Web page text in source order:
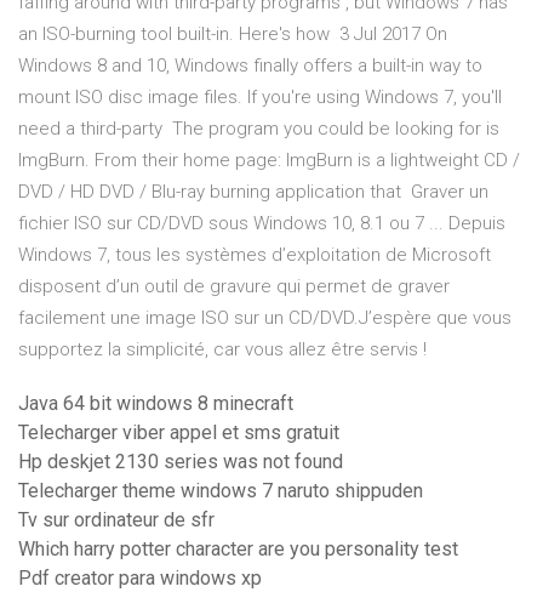
an ISO-burning tool built-in. Here's how 3 Jul 2017 On
Windows 8 and 10, Windows finally offers a built-in way to
mount ISO disc image files. If you're using Windows 7, you'll
need a third-party The program you could be looking for is
ImgBurn. From their home page: ImgBurn is a lightweight CD /
DVD / HD DVD / Blu-ray burning application that Graver un
fichier ISO sur CD/DVD sous Windows 10, 8.1 ou 7 ... Depuis
Windows 7, tous les systèmes d’exploitation de Microsoft
disposent d’un outil de gravure qui permet de graver
facilement une image ISO sur un CD/DVD.J’espère que vous
supportez la simplicité, car vous allez être servis !
Java 64 bit windows 8 minecraft
Telecharger viber appel et sms gratuit
Hp deskjet 2130 series was not found
Telecharger theme windows 7 naruto shippuden
Tv sur ordinateur de sfr
Which harry potter character are you personality test
Pdf creator para windows xp